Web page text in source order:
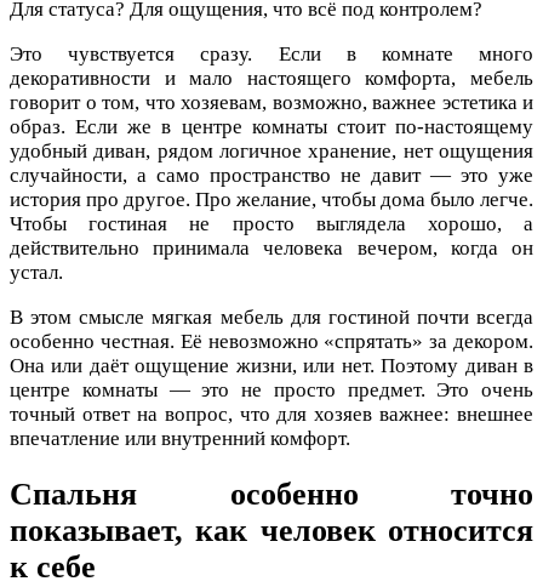
Для статуса? Для ощущения, что всё под контролем?
Это чувствуется сразу. Если в комнате много
декоративности и мало настоящего комфорта, мебель
говорит о том, что хозяевам, возможно, важнее эстетика и
образ. Если же в центре комнаты стоит по-настоящему
удобный диван, рядом логичное хранение, нет ощущения
случайности, а само пространство не давит — это уже
история про другое. Про желание, чтобы дома было легче.
Чтобы гостиная не просто выглядела хорошо, а
действительно принимала человека вечером, когда он
устал.
В этом смысле мягкая мебель для гостиной почти всегда
особенно честная. Её невозможно «спрятать» за декором.
Она или даёт ощущение жизни, или нет. Поэтому диван в
центре комнаты — это не просто предмет. Это очень
точный ответ на вопрос, что для хозяев важнее: внешнее
впечатление или внутренний комфорт.
Спальня особенно точно
показывает, как человек относится
к себе